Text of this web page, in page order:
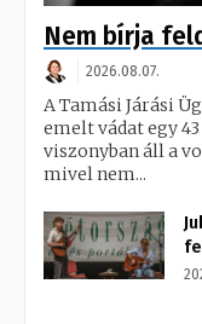
Nem bírja
2026.08.07.
A Tamási Járási
emelt vádat egy
viszonyban áll a
mivel nem...